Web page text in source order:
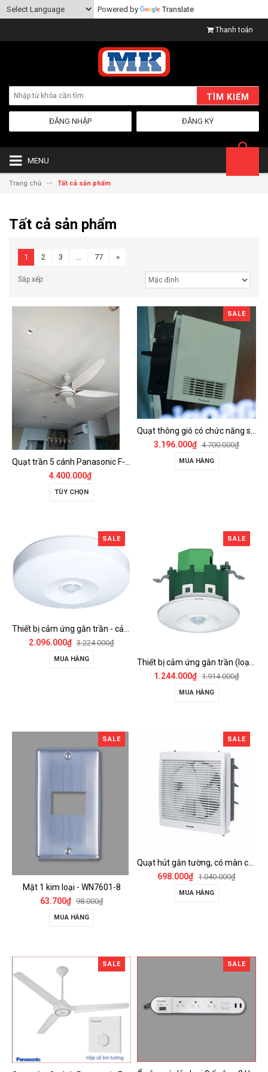
Powered by Translate
Thanh toán
TÌM KIẾM
ĐĂNG KÝ
ĐĂNG NHẬP
MENU
Trang chủ Tất cả sản phẩm
Tất cả sản phẩm
Sắp xếp:
1 2 3 ... 77 »
4.400.000₫
TÙY CHỌN
SALE
Quạt thông gió có chức năng sưởi ấm, dùng cho phòng tắm - FV-30BZ1
3.196.000₫ 4.700.000₫
MUA HÀNG
SALE
2.096.000₫ 3.224.000₫
MUA HÀNG
SALE
1.244.000₫ 1.914.000₫
MUA HÀNG
SALE
Mặt 1 kim loại - WN7601-8
63.700₫ 98.000₫
MUA HÀNG
SALE
698.000₫ 1.040.000₫
MUA HÀNG
SALE SALE